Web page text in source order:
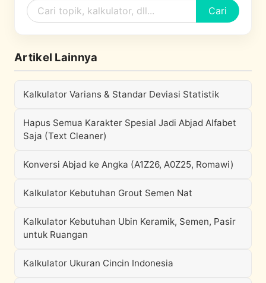
Cari
Artikel Lainnya
Kalkulator Varians & Standar Deviasi Statistik
Hapus Semua Karakter Spesial Jadi Abjad Alfabet
Saja (Text Cleaner)
Konversi Abjad ke Angka (A1Z26, A0Z25, Romawi)
Kalkulator Kebutuhan Grout Semen Nat
Kalkulator Kebutuhan Ubin Keramik, Semen, Pasir
untuk Ruangan
Kalkulator Ukuran Cincin Indonesia